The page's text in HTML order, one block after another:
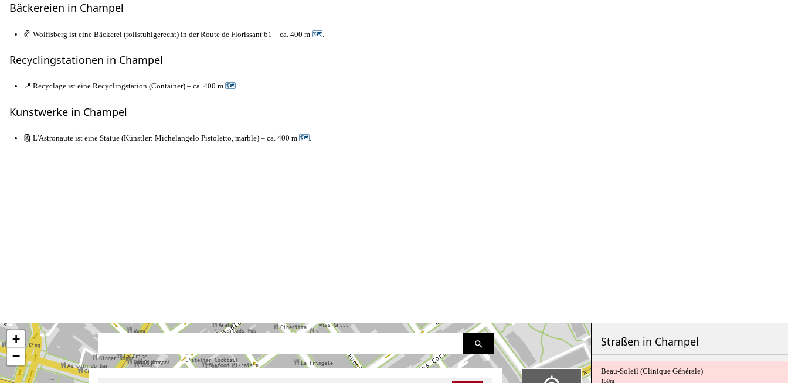
Bäckereien in Champel
🥐 Wolfisberg ist eine Bäckerei (rollstuhlgerecht) in der Route de Florissant 61 – ca. 400 m 🗺
Recyclingstationen in Champel
📍 Recyclage ist eine Recyclingstation (Container) – ca. 400 m 🗺.
Kunstwerke in Champel
🗿 L'Astronaute ist eine Statue (Künstler: Michelangelo Pistoletto, marble) – ca. 400 m 🗺
+
−
Straßen in Champel
Beau-Soleil (Clinique Générale)
150m